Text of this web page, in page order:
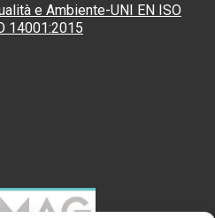
e Ambiente-UNI EN ISO
14001:2015